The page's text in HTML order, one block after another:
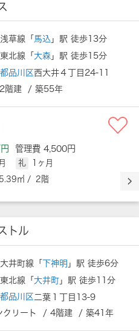
草線「 馬込 」駅 徒歩13分
北線「 大森 」駅 徒歩15分
品川区西大井４丁目24-11
階建 / 築55年
管理費 4,500円
礼
1ヶ月
㎡ / 2階
トル
井町線「下神明 」駅 徒歩6分
北線「 大井町 」駅 徒歩11分
品川区 二葉１丁目13-9
クリート / 4階建 / 築41年